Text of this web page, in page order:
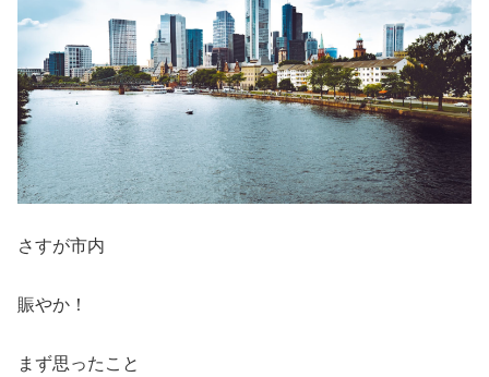
さすが市内
賑やか！
まず思ったこと